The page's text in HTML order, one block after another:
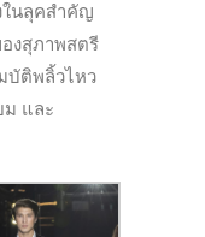
นลุคสำคัญ
งสุภาพสตรี
บัติพลิ้วไหว
ม และ